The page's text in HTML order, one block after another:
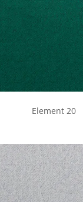
Element 20